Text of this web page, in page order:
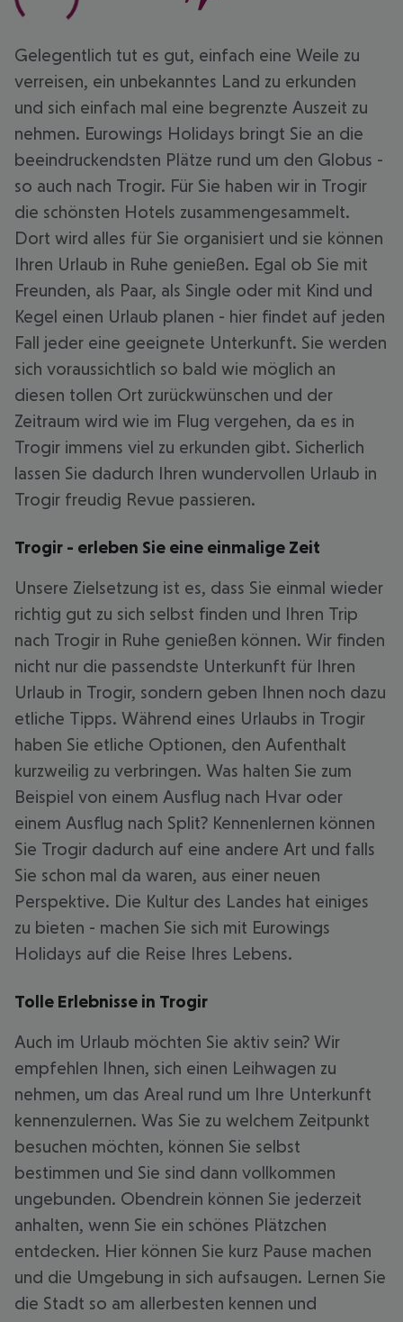
Gelegentlich tut es gut, einfach eine Weile zu
verreisen, ein unbekanntes Land zu erkunden
und sich einfach mal eine begrenzte Auszeit zu
nehmen. Eurowings Holidays bringt Sie an die
beeindruckendsten Plätze rund um den Globus -
so auch nach Trogir. Für Sie haben wir in Trogir
die schönsten Hotels zusammengesammelt.
Dort wird alles für Sie organisiert und sie können
Ihren Urlaub in Ruhe genießen. Egal ob Sie mit
Freunden, als Paar, als Single oder mit Kind und
Kegel einen Urlaub planen - hier findet auf jeden
Fall jeder eine geeignete Unterkunft. Sie werden
sich voraussichtlich so bald wie möglich an
diesen tollen Ort zurückwünschen und der
Zeitraum wird wie im Flug vergehen, da es in
Trogir immens viel zu erkunden gibt. Sicherlich
lassen Sie dadurch Ihren wundervollen Urlaub in
Trogir freudig Revue passieren.
Trogir - erleben Sie eine einmalige Zeit
Unsere Zielsetzung ist es, dass Sie einmal wieder
richtig gut zu sich selbst finden und Ihren Trip
nach Trogir in Ruhe genießen können. Wir finden
nicht nur die passendste Unterkunft für Ihren
Urlaub in Trogir, sondern geben Ihnen noch dazu
etliche Tipps. Während eines Urlaubs in Trogir
haben Sie etliche Optionen, den Aufenthalt
kurzweilig zu verbringen. Was halten Sie zum
Beispiel von einem Ausflug nach Hvar oder
einem Ausflug nach Split? Kennenlernen können
Sie Trogir dadurch auf eine andere Art und falls
Sie schon mal da waren, aus einer neuen
Perspektive. Die Kultur des Landes hat einiges
zu bieten - machen Sie sich mit Eurowings
Holidays auf die Reise Ihres Lebens.
Tolle Erlebnisse in Trogir
Auch im Urlaub möchten Sie aktiv sein? Wir
empfehlen Ihnen, sich einen Leihwagen zu
nehmen, um das Areal rund um Ihre Unterkunft
kennenzulernen. Was Sie zu welchem Zeitpunkt
besuchen möchten, können Sie selbst
bestimmen und Sie sind dann vollkommen
ungebunden. Obendrein können Sie jederzeit
anhalten, wenn Sie ein schönes Plätzchen
entdecken. Hier können Sie kurz Pause machen
und die Umgebung in sich aufsaugen. Lernen Sie
die Stadt so am allerbesten kennen und